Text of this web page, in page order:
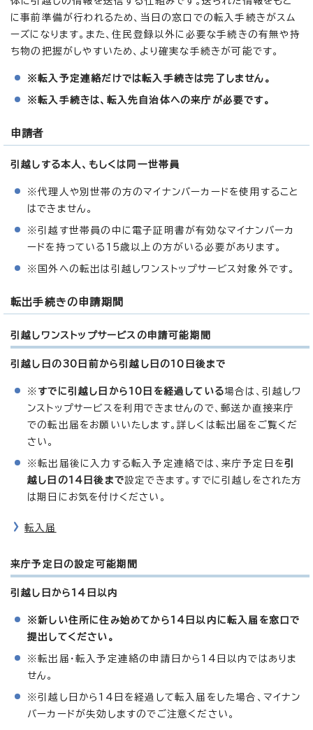
に事前準備が行われるため、当日の窓口での転入手続きがスム
ーズになります。また、住民登録以外に必要な手続きの有無や持
ち物の把握がしやすいため、より確実な手続きが可能です。
※転入予定連絡だけでは転入手続きは完了しません。
※転入手続きは、転入先自治体への来庁が必要です。
申請者
引越しする本人、もしくは同一世帯員
※代理人や別世帯の方のマイナンバーカードを使用すること
はできません。
※引越す世帯員の中に電子証明書が有効なマイナンバーカ
ードを持っている15歳以上の方がいる必要があります。
※国外への転出は引越しワンストップサービス対象外です。
転出手続きの申請期間
引越しワンストップサービスの申請可能期間
引越し日の30日前から引越し日の10日後まで
※ すでに引越し日から10日を経過している場合は、引越しワ
ンストップサービスを利用できませんので、郵送か直接来庁
での転出届をお願いいたします。詳しくは転出届をご覧くだ
さい。
※転出届後に入力する転入予定連絡では、来庁予定日を引
越し日の14日後まで設定できます。すでに引越しをされた方
は期日にお気を付けください。
転入届
来庁予定日の設定可能期間
引越し日から14日以内
※新しい住所に住み始めてから14日以内に転入届を窓口で
提出してください。
※転出届・転入予定連絡の申請日から14日以内ではありま
せん。
※引越し日から14日を経過して転入届をした場合、マイナン
バーカードが失効しますのでご注意ください。